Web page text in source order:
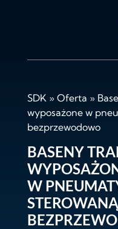
SDK» Oferta »
wyposażone w
bezprzewodowo
BASENY
W
STEROWANĄ